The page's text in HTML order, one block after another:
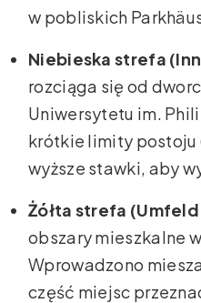
w pobliskich
Niebieska strefa
rozciąga się od
Uniwersytetu im.
krótkie limity postoju
wyższe stawki, aby
Żółta strefa
obszary mieszkalne
Wprowadzono
część miejsc